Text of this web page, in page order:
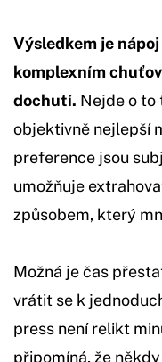
Výsledkem je
komplexním
dochutí. Nejde o to
objektivně nejlepší
preference jsou
umožňuje
způsobem, který
Možná je čas
vrátit se k
press není relikt
připomíná, že